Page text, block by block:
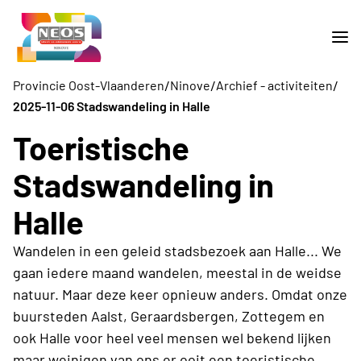
Provincie Oost-Vlaanderen/Ninove/Archief - activiteiten/
2025-11-06 Stadswandeling in Halle
Toeristische
Stadswandeling in
Halle
Wandelen in een geleid stadsbezoek aan Halle... We
gaan iedere maand wandelen, meestal in de weidse
natuur. Maar deze keer opnieuw anders. Omdat onze
buursteden Aalst, Geraardsbergen, Zottegem en
ook Halle voor heel veel mensen wel bekend lijken